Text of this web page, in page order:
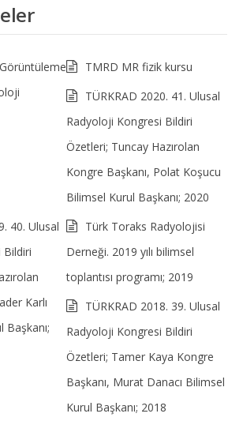
TMRD MR fizik kursu
TÜRKRAD 2020. 41. Ulusal
Radyoloji Kongresi Bildiri
Özetleri; Tuncay Hazırolan
Kongre Başkanı, Polat Koşucu
Bilimsel Kurul Başkanı; 2020
40. Ulusal
Bildiri
Karlı
Başkanı;
Türk Toraks Radyolojisi
Derneği. 2019 yılı bilimsel
toplantısı programı; 2019
TÜRKRAD 2018. 39. Ulusal
Radyoloji Kongresi Bildiri
Özetleri; Tamer Kaya Kongre
Başkanı, Murat Danacı Bilimsel
Kurul Başkanı; 2018